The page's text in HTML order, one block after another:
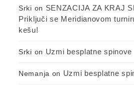
Srki on SENZACIJA ZA KRAJ
Priključi se Meridianovom
kešu!
Srki on Uzmi besplatne spinove
Nemanja on Uzmi besplatne